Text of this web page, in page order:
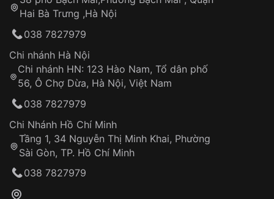
Hotline: 0585 215 215
Từ khóa SEO:
Khách hàng kiểm tra và thanh toán trực tiếp
Tự ý sửa chữa
thống VNLUX
Đảm bảo quyền lợi khách hàng
Đồng hành cùng khách hàng trong suốt quá
trình sử dụng
Hai Bà Trưng ,Hà Nội
038 7827979
Chi nhánh Hà Nội
Chi nhánh HN: 123 Hào Nam, Tổ dân phố
56, Ô Chợ Dừa, Hà Nội, Việt Nam
038 7827979
Chi Nhánh Hồ Chí Minh
Tầng 1, 34 Nguyễn Thị Minh Khai, Phường
Sài Gòn, TP. Hồ Chí Minh
038 7827979